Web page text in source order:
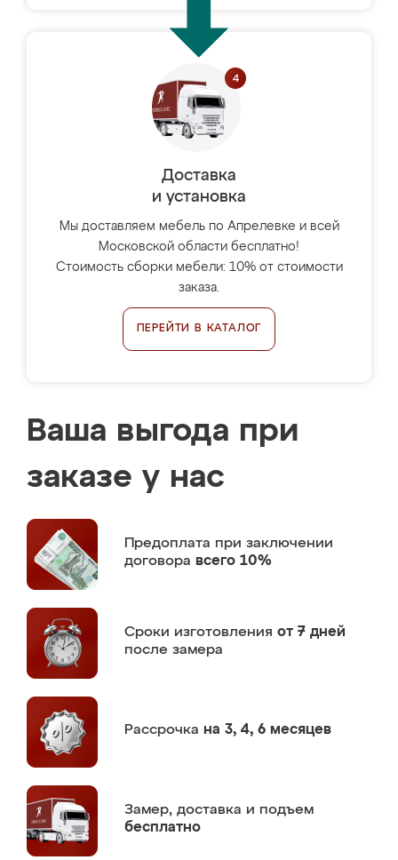
Доставка
и установка
Мы доставляем мебель по Апрелевке и всей
Московской области бесплатно!
Стоимость сборки мебели: 10% от стоимости
заказа.
ПЕРЕЙТИ В КАТАЛОГ
Ваша выгода при
заказе у нас
Предоплата при заключении
договора всего 10%
Сроки изготовления от 7 дней
после замера
Рассрочка на 3, 4, 6 месяцев
Замер, доставка и подъем
бесплатно